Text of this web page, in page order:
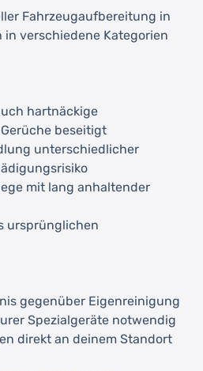
Fahrzeugaufbereitung in
in verschiedene Kategorien
hartnäckige
beseitigt
unterschiedlicher
mit lang anhaltender
ursprünglichen
gegenüber Eigenreinigung
Spezialgeräte notwendig
direkt an deinem Standort